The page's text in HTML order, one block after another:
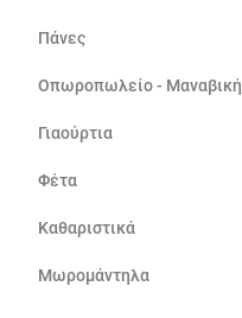
Πάνες
Οπωροπωλείο - Μαναβική
Γιαούρτια
Φέτα
Καθαριστικά
Μωρομάντηλα